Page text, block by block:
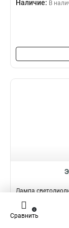
Наличие: В
Лампа
Подробнее
Сравнить
0